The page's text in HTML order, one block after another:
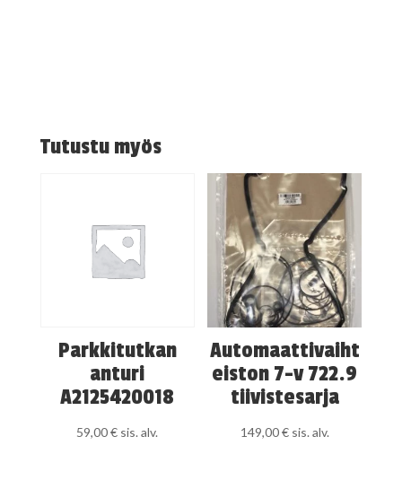
Tutustu myös
Parkkitutkan
anturi
A2125420018
59,00€ sis. alv.
Automaattivaiht
eiston 7-v 722.9
tiivistesarja
149,00€ sis. alv.